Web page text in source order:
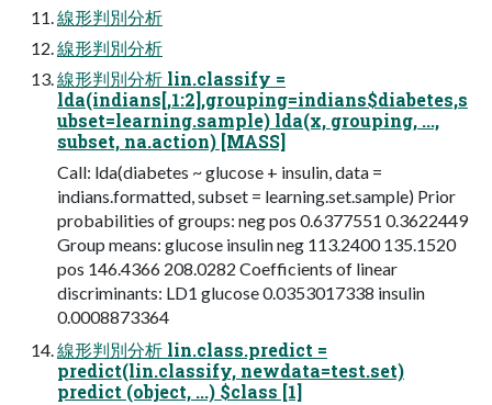
線形判別分析
線形判別分析
線形判別分析 lin.classify =
lda(indians[,1:2],grouping=indians$diabetes,s
ubset=learning.sample) lda(x, grouping, ...,
subset, na.action) [MASS]
Call: lda(diabetes ~ glucose + insulin, data =
indians.formatted, subset = learning.set.sample) Prior
probabilities of groups: neg pos 0.6377551 0.3622449
Group means: glucose insulin neg 113.2400 135.1520
pos 146.4366 208.0282 Coefficients of linear
discriminants: LD1 glucose 0.0353017338 insulin
0.0008873364
線形判別分析 lin.class.predict =
predict(lin.classify, newdata=test.set)
predict (object, ...) $class [1]